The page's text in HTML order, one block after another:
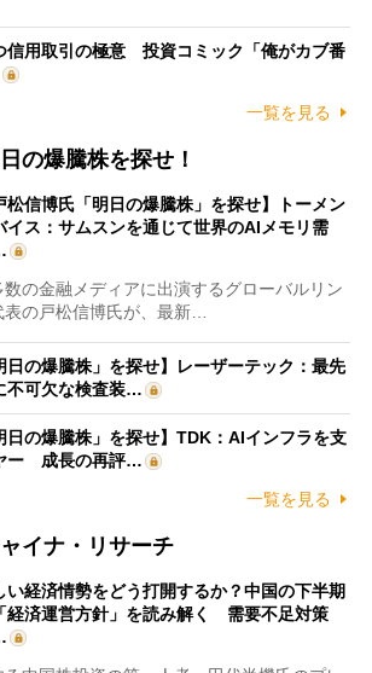
信用取引の極意 投資コミック「俺がカブ番
一覧を見る
の爆騰株を探せ！
松信博氏「明日の爆騰株」を探せ】トーメン
イス：サムスンを通じて世界のAIメモリ需
の金融メディアに出演するグローバルリン
の戸松信博氏が、最新…
日の爆騰株」を探せ】レーザーテック：最先
不可欠な検査装…
日の爆騰株」を探せ】TDK：AIインフラを支
ー 成長の再評…
一覧を見る
イナ・リサーチ
い経済情勢をどう打開するか？中国の下半期
経済運営方針」を読み解く 需要不足対策